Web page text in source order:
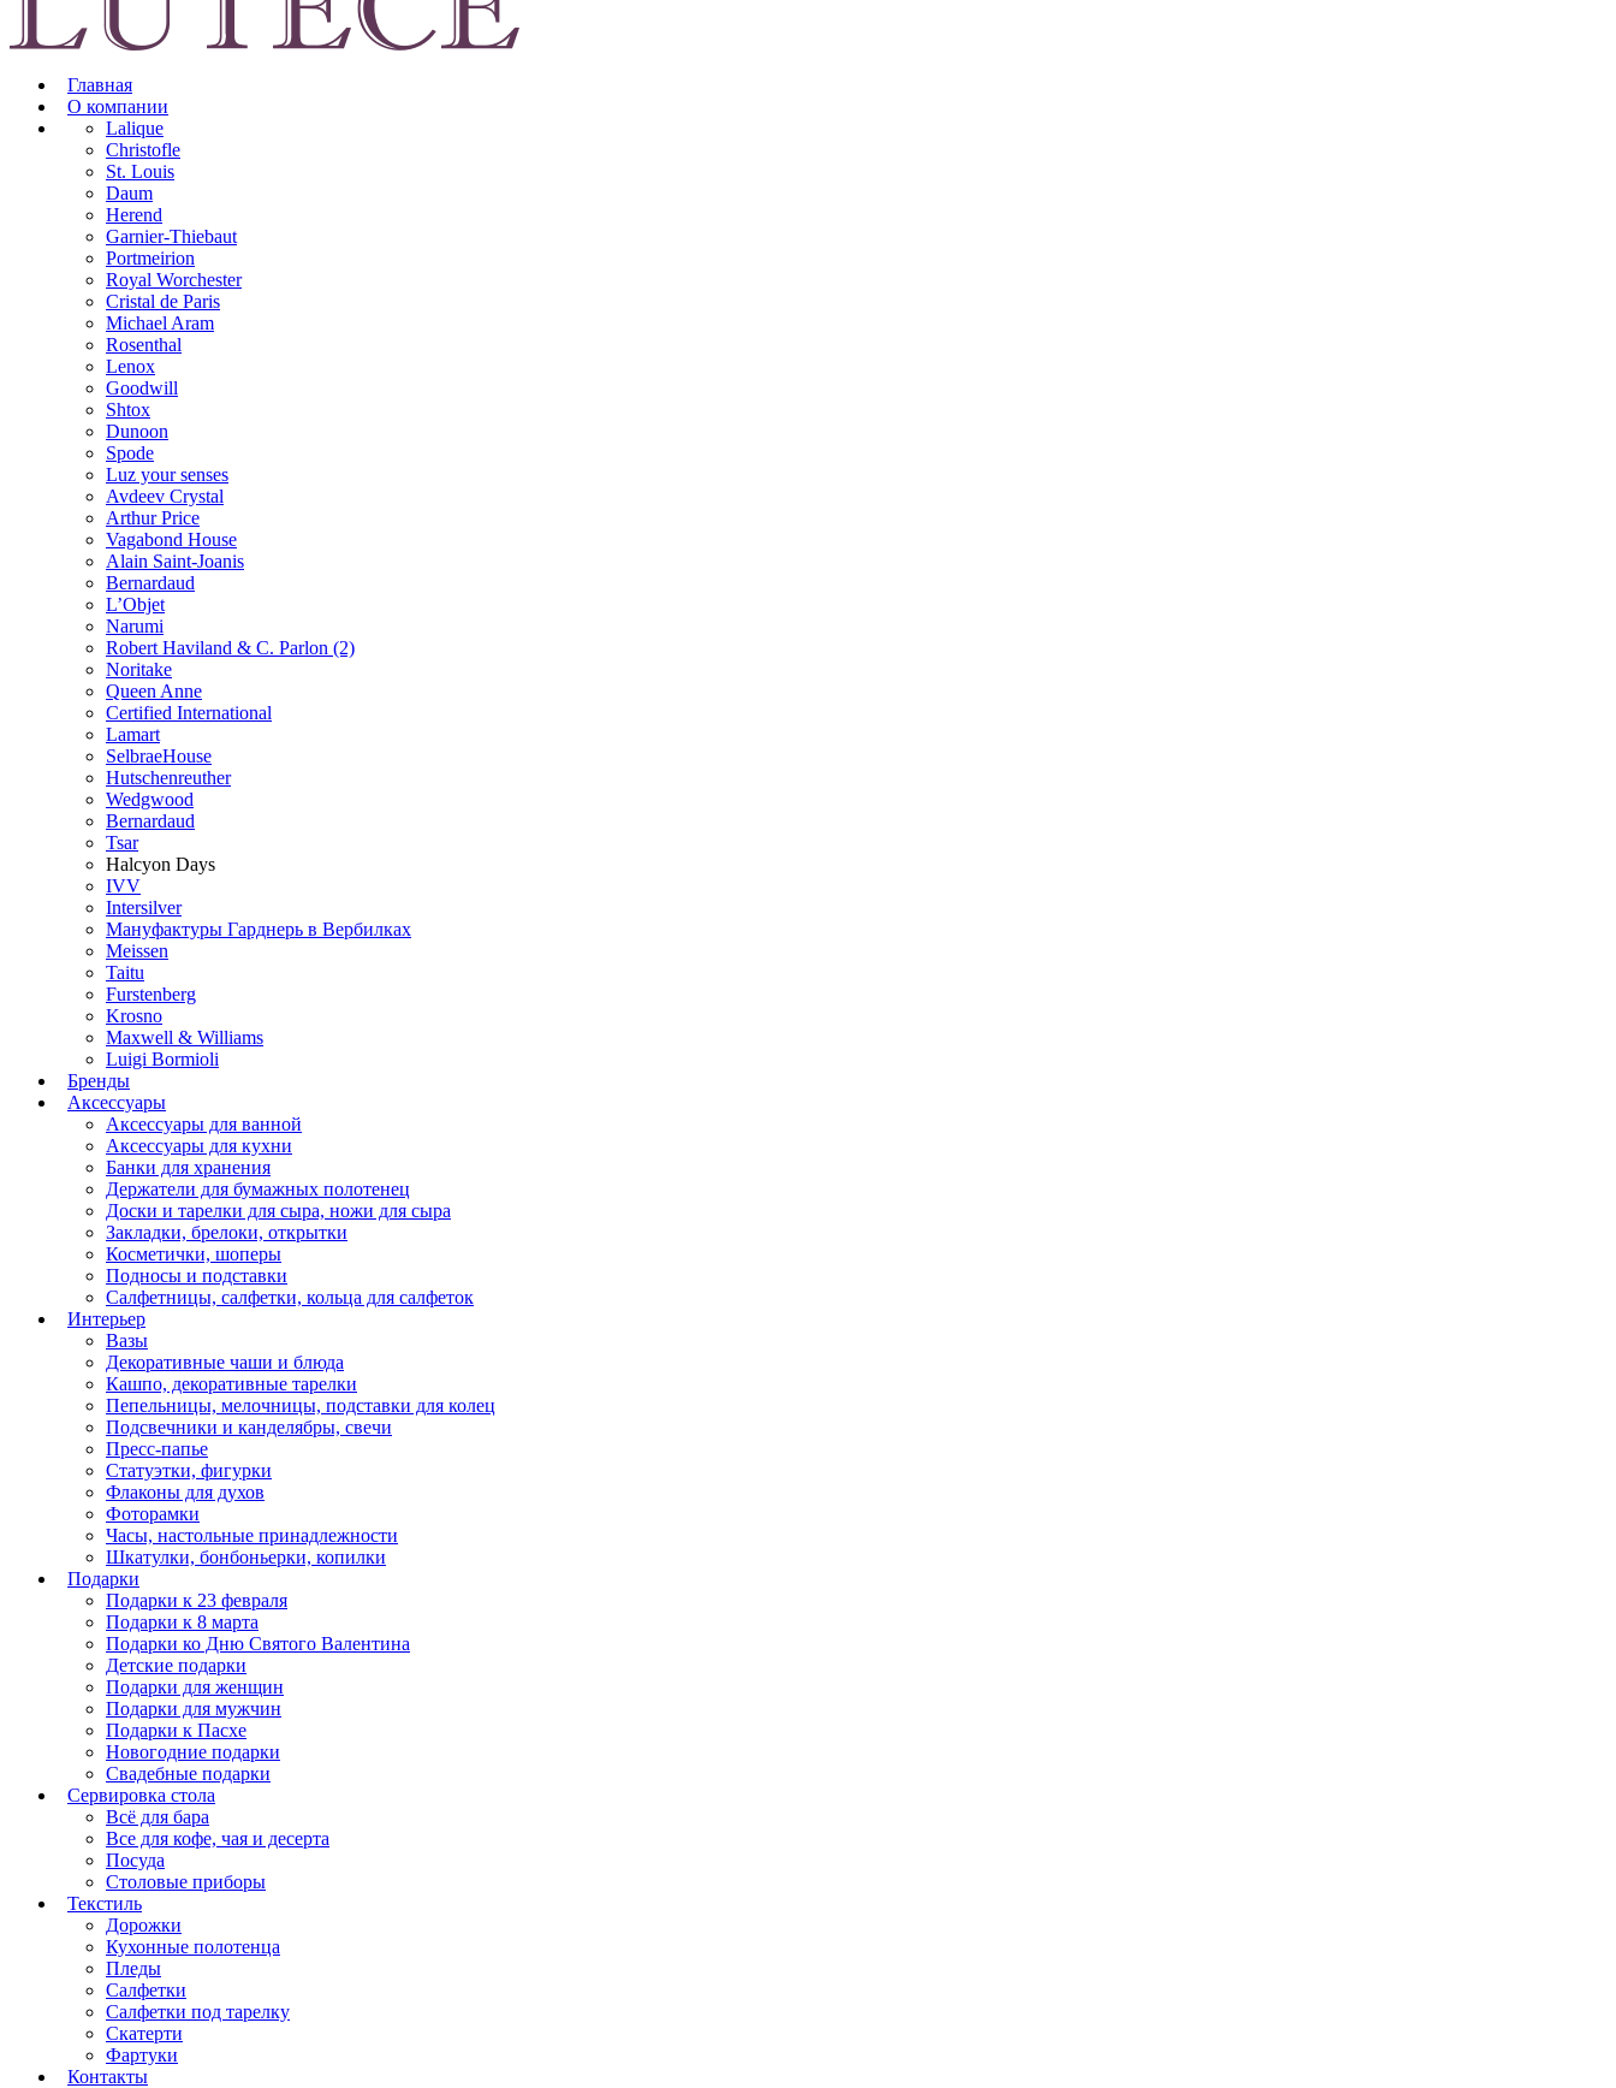
Главная
О компании
Lalique
Christofle
St. Louis
Daum
Herend
Garnier-Thiebaut
Portmeirion
Royal Worchester
Cristal de Paris
Michael Aram
Rosenthal
Lenox
Goodwill
Shtox
Dunoon
Spode
Luz your senses
Avdeev Crystal
Arthur Price
Vagabond House
Alain Saint-Joanis
Bernardaud
L’Objet
Narumi
Robert Haviland & C. Parlon (2)
Noritakе
Queen Anne
Certified International
Lamart
SelbraeHouse
Hutschenreuther
Wedgwood
Bernardaud
Tsar
Halcyon Days
IVV
Intersilver
Мануфактуры Гарднерь в Вербилках
Meissen
Taitu
Furstenberg
Krosno
Maxwell & Williams
Luigi Bormioli
Бренды
Аксессуары
Аксессуары для ванной
Аксессуары для кухни
Банки для хранения
Держатели для бумажных полотенец
Доски и тарелки для сыра, ножи для сыра
Закладки, брелоки, открытки
Косметички, шоперы
Подносы и подставки
Салфетницы, салфетки, кольца для салфеток
Интерьер
Вазы
Декоративные чаши и блюда
Кашпо, декоративные тарелки
Пепельницы, мелочницы, подставки для колец
Подсвечники и канделябры, свечи
Пресс-папье
Статуэтки, фигурки
Флаконы для духов
Фоторамки
Часы, настольные принадлежности
Шкатулки, бонбоньерки, копилки
Подарки
Подарки к 23 февраля
Подарки к 8 марта
Подарки ко Дню Святого Валентина
Детские подарки
Подарки для женщин
Подарки для мужчин
Подарки к Пасхе
Новогодние подарки
Свадебные подарки
Сервировка стола
Всё для бара
Все для кофе, чая и десерта
Посуда
Столовые приборы
Текстиль
Дорожки
Кухонные полотенца
Пледы
Салфетки
Салфетки под тарелку
Скатерти
Фартуки
Контакты